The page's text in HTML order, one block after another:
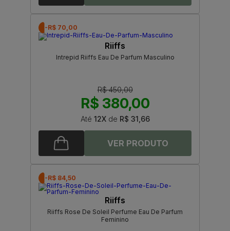
-R$ 70,00
Riiffs
Intrepid Riiffs Eau De Parfum Masculino
R$ 450,00
R$ 380,00
Até 12Xde R$ 31,66
-R$ 84,50
Riiffs
Riiffs Rose De Soleil Perfume Eau De Parfum
Feminino